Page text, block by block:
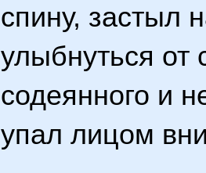
спину, застыл
улыбнуться от
содеянного и
упал лицом